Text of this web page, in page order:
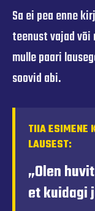
Sa ei pea enne
teenust vajad
mulle paari
soovid abi.
TIIA ESIMENE
LAUSEST:
„Olen
et kuidagi